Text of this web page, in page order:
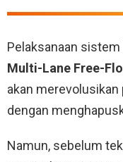
Pelaksanaan sistem
Multi-Lane Free-
akan merevolusikan
dengan
Namun, sebelum